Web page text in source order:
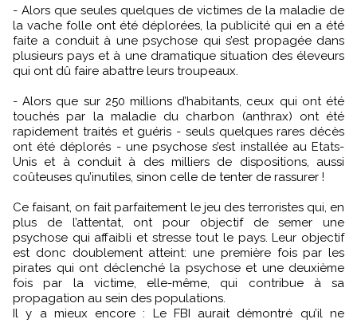
- Alors que seules quelques de victimes de la maladie de
la vache folle ont été déplorées, la publicité qui en a été
faite a conduit à une psychose qui s’est propagée dans
plusieurs pays et à une dramatique situation des éleveurs
qui ont dû faire abattre leurs troupeaux.
- Alors que sur 250 millions d’habitants, ceux qui ont été
touchés par la maladie du charbon (anthrax) ont été
rapidement traités et guéris - seuls quelques rares décès
ont été déplorés - une psychose s’est installée au Etats-
Unis et à conduit à des milliers de dispositions, aussi
coûteuses qu’inutiles, sinon celle de tenter de rassurer !
Ce faisant, on fait parfaitement le jeu des terroristes qui, en
plus de l’attentat, ont pour objectif de semer une
psychose qui affaibli et stresse tout le pays. Leur objectif
est donc doublement atteint: une première fois par les
pirates qui ont déclenché la psychose et une deuxième
fois par la victime, elle-même, qui contribue à sa
propagation au sein des populations.
Il y a mieux encore : Le FBI aurait démontré qu’il ne